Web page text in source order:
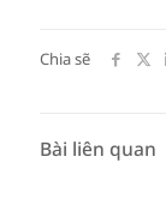
Chia sẽ
Bài liên quan